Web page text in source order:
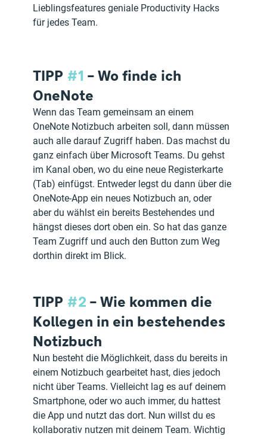
Lieblingsfeatures geniale Productivity Hacks
für jedes Team.
TIPP #1 – Wo finde ich
OneNote
Wenn das Team gemeinsam an einem
OneNote Notizbuch arbeiten soll, dann müssen
auch alle darauf Zugriff haben. Das machst du
ganz einfach über Microsoft Teams. Du gehst
im Kanal oben, wo du eine neue Registerkarte
(Tab) einfügst. Entweder legst du dann über die
OneNote-App ein neues Notizbuch an, oder
aber du wählst ein bereits Bestehendes und
hängst dieses dort oben ein. So hat das ganze
Team Zugriff und auch den Button zum Weg
dorthin direkt im Blick.
TIPP #2 – Wie kommen die
Kollegen in ein bestehendes
Notizbuch
Nun besteht die Möglichkeit, dass du bereits in
einem Notizbuch gearbeitet hast, dies jedoch
nicht über Teams. Vielleicht lag es auf deinem
Smartphone, oder wo auch immer, du hattest
die App und nutzt das dort. Nun willst du es
kollaborativ nutzen mit deinem Team. Wichtig